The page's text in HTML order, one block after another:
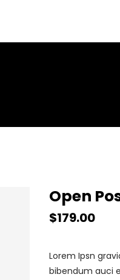
Open
$179.00
Lorem Ipsn
bibendum auci